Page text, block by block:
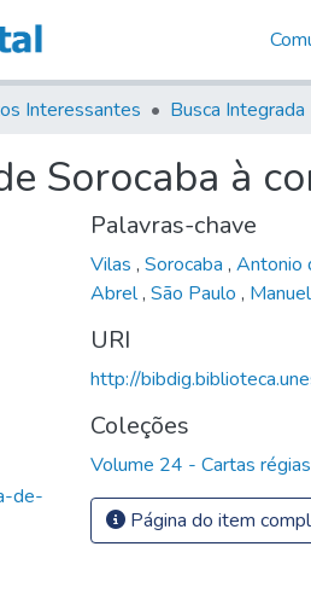
Interessantes Busca Integrada
Sorocaba à
de-
Palavras-chave
Vilas , Sorocaba , Antonio
Abrel, São Paulo ,
URI
http://
Coleções
Volume 24 - Cartas
Página do item